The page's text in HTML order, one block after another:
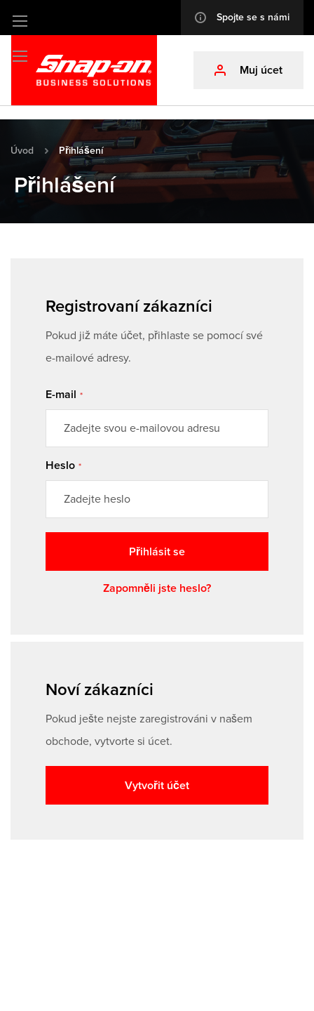
Přejít
na
obsah
info Spojte se s námi
profile Muj úcet
Úvod Přihlášení
Přihlášení
Registrovaní zákazníci
Pokud již máte účet, přihlaste se pomocí své
e-mailové adresy.
E-mail
Heslo
Přihlásit se
Zapomněli jste heslo?
Noví zákazníci
Pokud ješte nejste zaregistrováni v našem
obchode, vytvorte si úcet.
Vytvořit účet